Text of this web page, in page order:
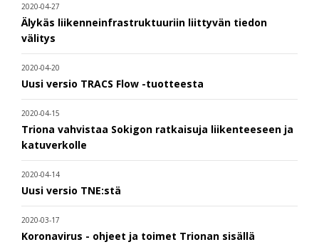
2020-04-27
Älykäs liikenneinfrastruktuuriin liittyvän tiedon
välitys
2020-04-20
Uusi versio TRACS Flow -tuotteesta
2020-04-15
Triona vahvistaa Sokigon ratkaisuja liikenteeseen ja
katuverkolle
2020-04-14
Uusi versio TNE:stä
2020-03-17
Koronavirus - ohjeet ja toimet Trionan sisällä